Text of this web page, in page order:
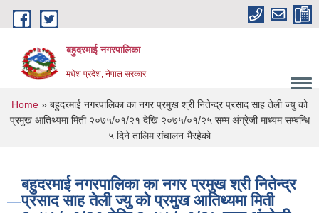
Skip to main content
बहुदरमाई नगरपालिका
मधेश प्रदेश, नेपाल सरकार
You are here
Home » बहुदरमाई नगरपालिका का नगर प्रमुख श्री नितेन्द्र प्रसाद साह तेली ज्यु को
प्रमुख आतिथ्यमा मिती २०७५/०१/२१ देखि २०७५/०१/२५ सम्म अंग्रेजी माध्यम सम्बन्धि
५ दिने तालिम संचालन भैरहेको
बहुदरमाई नगरपालिका का नगर प्रमुख श्री नितेन्द्र
प्रसाद साह तेली ज्यु को प्रमुख आतिथ्यमा मिती